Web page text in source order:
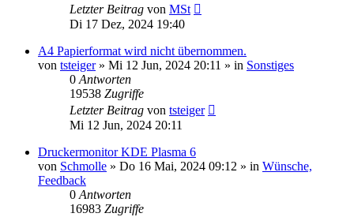
Letzter Beitrag von MSt
Di 17 Dez, 2024 19:40
A4 Papierformat wird nicht übernommen.
von tsteiger» Mi 12 Jun, 2024 20:11 » in Sonstiges
0 Antworten
19538 Zugriffe
Letzter Beitrag von tsteiger
Mi 12 Jun, 2024 20:11
Druckermonitor KDE Plasma 6
von Schmolle » Do 16 Mai, 2024 09:12 » in Wünsche,
Feedback
0 Antworten
16983 Zugriffe